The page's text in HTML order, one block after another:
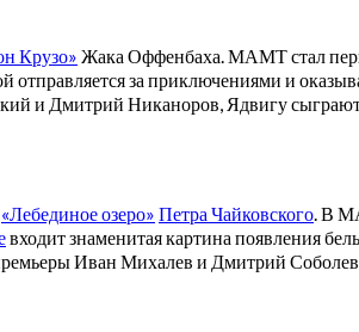
Крузо» Жака Оффенбаха. МАМТ стал
отправляется за приключениями и
и Дмитрий Никаноров, Ядвигу
«Лебединое озеро» Петра Чайковского. В
входит знаменитая картина появления
Иван Михалев и Дмитрий